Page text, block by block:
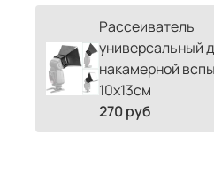
Рассеиватель
универсальный
накамерной
10х13см
270 руб